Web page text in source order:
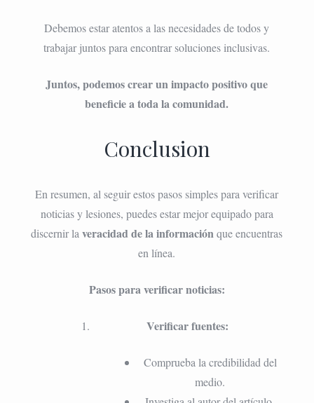
Debemos estar atentos a las necesidades de todos y
trabajar juntos para encontrar soluciones inclusivas.
Juntos, podemos crear un impacto positivo que
beneficie a toda la comunidad.
Conclusion
En resumen, al seguir estos pasos simples para verificar
noticias y lesiones, puedes estar mejor equipado para
discernir laveracidad de la informaciónque encuentras
en línea.
Pasos para verificar noticias:
Verificar fuentes:
Comprueba la credibilidad del
medio.